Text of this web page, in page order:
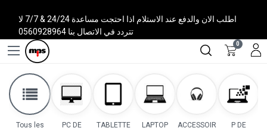
اطلب الان والدفع عند الاستلام اذا احتجت مساعدة 24/24 & 7/7 لا
تتردد في الاتصال بنا 0560928964
0
Tous les
PC DE
TABLETTE LAPTOP
ACCESSOIR
P DE